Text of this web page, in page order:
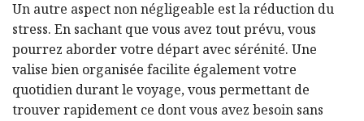
Un autre aspect non négligeable est la réduction du
stress. En sachant que vous avez tout prévu, vous
pourrez aborder votre départ avec sérénité. Une
valise bien organisée facilite également votre
quotidien durant le voyage, vous permettant de
trouver rapidement ce dont vous avez besoin sans